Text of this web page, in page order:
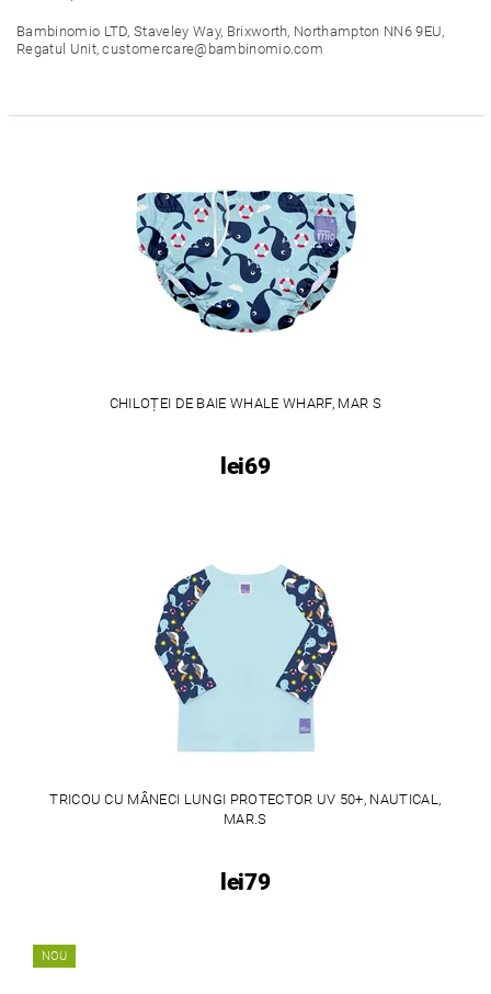
Bambinomio LTD, Staveley Way, Brixworth, Northampton NN6 9EU,
Regatul Unit, customercare@bambinomio.com
CHILOȚEI DE BAIE WHALE WHARF, MAR S
lei69
TRICOU CU MÂNECI LUNGI PROTECTOR UV 50+, NAUTICAL,
MAR.S
lei79
NOU